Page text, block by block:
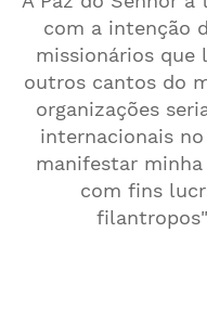
com a intenção
missionários que
outros cantos do
organizações
internacionais
manifestar
com fins